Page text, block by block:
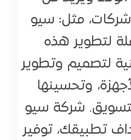
مثل: سيو
لتطوير هذه
لتصميم وتطوير
وتحسينها
شركة سيو
تطبيقك، توفير